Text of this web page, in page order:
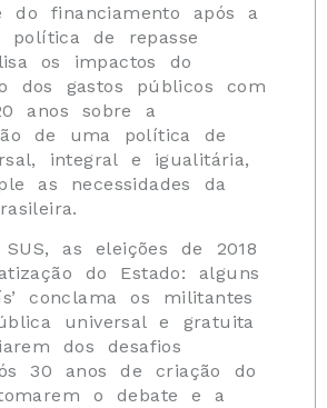
do financiamento após a
política de repasse
os impactos do
dos gastos públicos com
anos sobre a
de uma política de
integral e igualitária,
as necessidades da
SUS, as eleições de 2018
do Estado: alguns
conclama os militantes
universal e gratuita
dos desafios
30 anos de criação do
o debate e a